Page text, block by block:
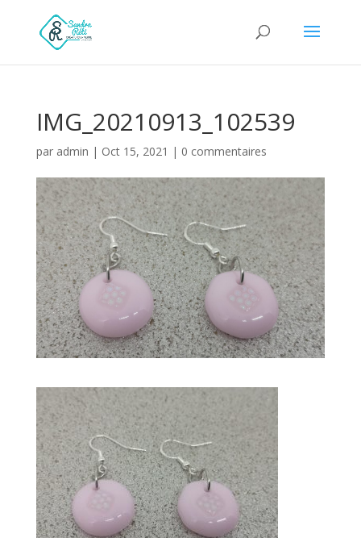
IMG_20210913_102539
par admin | Oct 15, 2021 | 0 commentaires